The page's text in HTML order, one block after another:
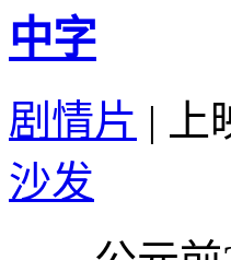
中字
剧情片 |
沙发